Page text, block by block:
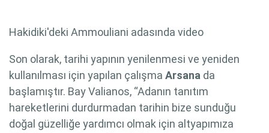
Hakidiki'deki Ammouliani adasında video
Son olarak, tarihi yapının yenilenmesi ve yeniden
kullanılması için yapılan çalışma Arsana da
başlamıştır. Bay Valianos, “Adanın tanıtım
hareketlerini durdurmadan tarihin bize sunduğu
doğal güzelliğe yardımcı olmak için altyapımıza